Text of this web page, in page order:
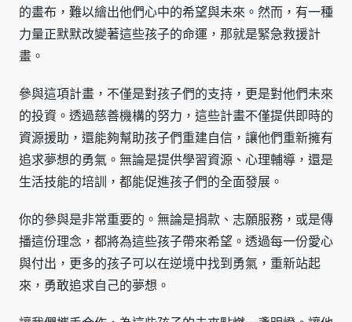
的畫布，難以繪出他們心中的希望與未來。然而，有一種
力量正默默改變著這些孩子的命運，那就是緊急救援計
畫。
參與這項計畫，不僅是對孩子們的支持，更是對他們未來
的投資。透過慈善機構的努力，這些計畫不僅提供即時的
資源援助，還能夠幫助孩子們重建自信，讓他們重新擁有
追求夢想的勇氣。無論是提供學習資源、心理輔導，還是
生活技能的培訓，都能促進孩子們的全面發展。
你的參與是非常重要的。無論是捐款、志願服務，或是傳
播這份理念，都將為這些孩子帶來希望。透過每一份愛心
與付出，更多的孩子可以在逆境中找到勇氣，重新站起
來，勇敢追求自己的夢想。